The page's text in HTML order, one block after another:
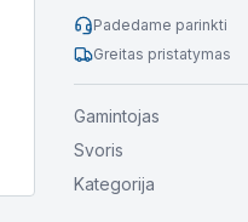
Padedame parinkti
Greitas pristatymas
Gamintojas
Svoris
Kategorija